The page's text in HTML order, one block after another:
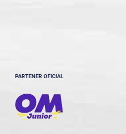
PARTENER OFICIAL